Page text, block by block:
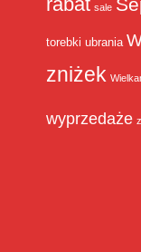
sale
torebki ubrania
zniżek
wyprzedaże